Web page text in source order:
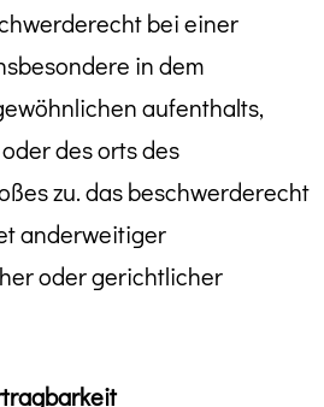
bei einer
in dem
aufenthalts,
des orts des
zu. das beschwerderecht
anderweitiger
oder gerichtlicher